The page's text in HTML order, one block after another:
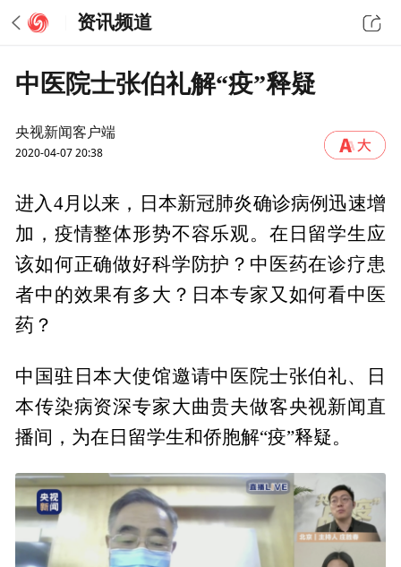
资讯频道
中医院士张伯礼解“疫”释疑
央视新闻客户端
2020-04-07 20:38
进入4月以来，日本新冠肺炎确诊病例迅速增
加，疫情整体形势不容乐观。在日留学生应
该如何正确做好科学防护？中医药在诊疗患
者中的效果有多大？日本专家又如何看中医
药？
中国驻日本大使馆邀请中医院士张伯礼、日
本传染病资深专家大曲贵夫做客央视新闻直
播间，为在日留学生和侨胞解“疫”释疑。